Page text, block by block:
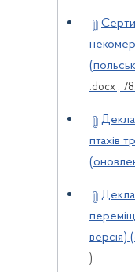
.docx ,
птахів
версія)
)